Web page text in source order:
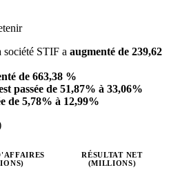
STIF a augmenté de 239,62
de 663,38 %
passée de 51,87% à 33,06%
de 5,78% à 12,99%
(euro)
RÉSULTAT NET
(MILLIONS)